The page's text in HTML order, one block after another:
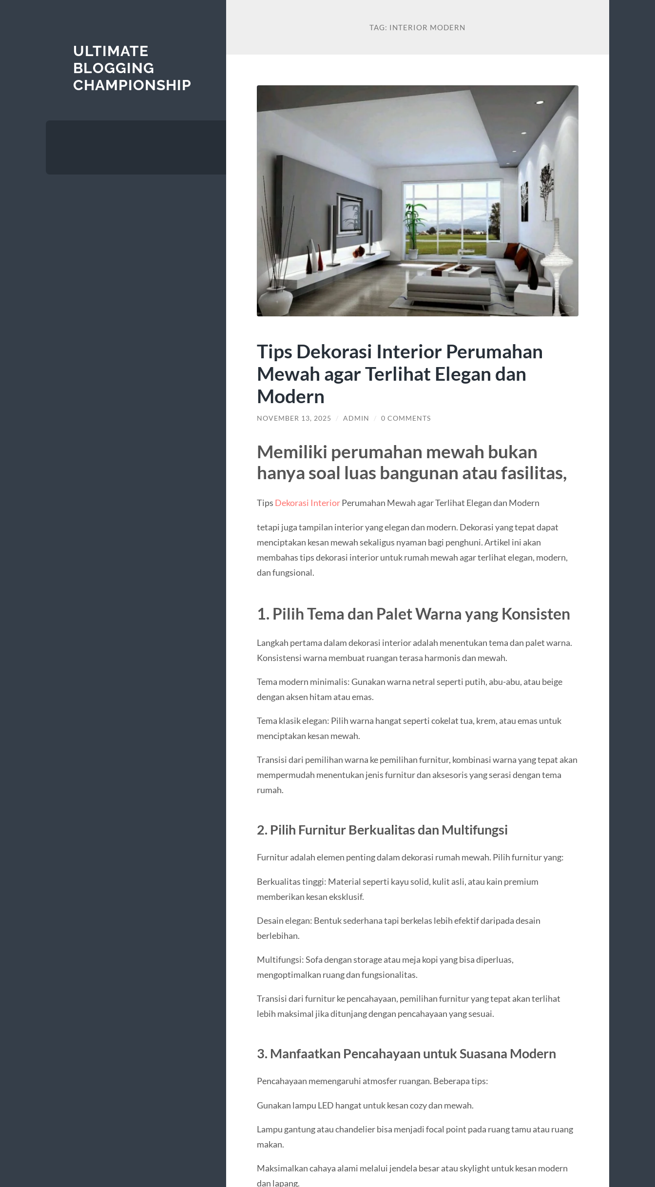
ULTIMATE
BLOGGING
CHAMPIONSHIP
TAG: INTERIOR MODERN
Tips Dekorasi Interior Perumahan
Mewah agar Terlihat Elegan dan
Modern
NOVEMBER 13, 2025 / ADMIN / 0 COMMENTS
Memiliki perumahan mewah bukan
hanya soal luas bangunan atau fasilitas,
Tips Dekorasi InteriorPerumahan Mewah agar Terlihat Elegan dan Modern
tetapi juga tampilan interior yang elegan dan modern. Dekorasi yang tepat dapat
menciptakan kesan mewah sekaligus nyaman bagi penghuni. Artikel ini akan
membahas tips dekorasi interior untuk rumah mewah agar terlihat elegan, modern,
dan fungsional.
1. Pilih Tema dan Palet Warna yang Konsisten
Langkah pertama dalam dekorasi interior adalah menentukan tema dan palet warna.
Konsistensi warna membuat ruangan terasa harmonis dan mewah.
Tema modern minimalis: Gunakan warna netral seperti putih, abu-abu, atau beige
dengan aksen hitam atau emas.
Tema klasik elegan: Pilih warna hangat seperti cokelat tua, krem, atau emas untuk
menciptakan kesan mewah.
Transisi dari pemilihan warna ke pemilihan furnitur, kombinasi warna yang tepat akan
mempermudah menentukan jenis furnitur dan aksesoris yang serasi dengan tema
rumah.
2. Pilih Furnitur Berkualitas dan Multifungsi
Furnitur adalah elemen penting dalam dekorasi rumah mewah. Pilih furnitur yang:
Berkualitas tinggi: Material seperti kayu solid, kulit asli, atau kain premium
memberikan kesan eksklusif.
Desain elegan: Bentuk sederhana tapi berkelas lebih efektif daripada desain
berlebihan.
Multifungsi: Sofa dengan storage atau meja kopi yang bisa diperluas,
mengoptimalkan ruang dan fungsionalitas.
Transisi dari furnitur ke pencahayaan, pemilihan furnitur yang tepat akan terlihat
lebih maksimal jika ditunjang dengan pencahayaan yang sesuai.
3. Manfaatkan Pencahayaan untuk Suasana Modern
Pencahayaan memengaruhi atmosfer ruangan. Beberapa tips:
Gunakan lampu LED hangat untuk kesan cozy dan mewah.
Lampu gantung atau chandelier bisa menjadi focal point pada ruang tamu atau ruang
makan.
Maksimalkan cahaya alami melalui jendela besar atau skylight untuk kesan modern
dan lapang.